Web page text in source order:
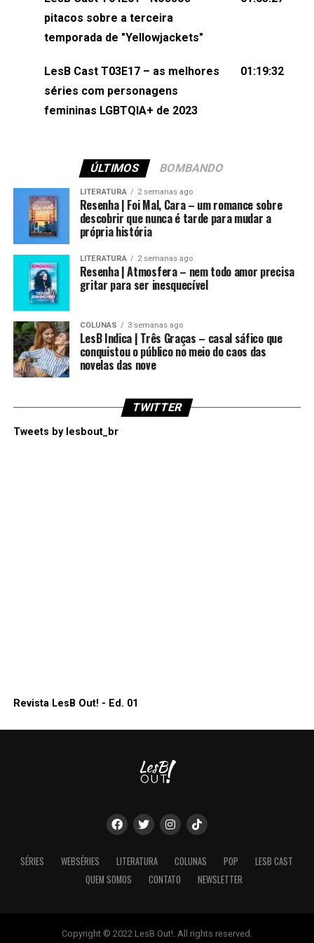
(⁠⁠⁠⁠@brunarfentanes⁠⁠⁠⁠) e Pollyelly FlorêncioEdição de
Naiady Machado
pitacos sobre a terceira
temporada de "Yellowjackets"
LesB Cast T03E17 – as melhores
séries com personagens
femininas LGBTQIA+ de 2023
01:19:32
ÚLTIMOS BOMBANDO
LITERATURA 2 semanas ago
Resenha | Foi Mal, Cara – um romance sobre
descobrir que nunca é tarde para mudar a
própria história
LITERATURA 2 semanas ago
Resenha | Atmosfera – nem todo amor precisa
gritar para ser inesquecível
COLUNAS 3 semanas ago
LesB Indica | Três Graças – casal sáfico que
conquistou o público no meio do caos das
novelas das nove
TWITTER
Tweets by lesbout_br
Revista LesB Out! - Ed. 01
SÉRIES WEBSÉRIES LITERATURA COLUNAS POP
LESB CAST
QUEM SOMOS
CONTATO NEWSLETTER
Copyright © 2022 LesB Out!. All rights reserved.